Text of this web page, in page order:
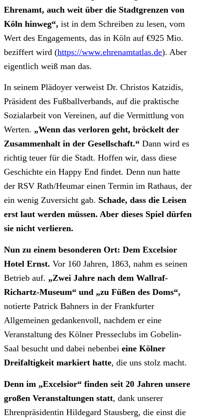
Ehrenamt, auch weit über die Stadtgrenzen von
Köln hinweg“, ist in dem Schreiben zu lesen, vom
Wert des Engagements, das in Köln auf €925 Mio.
beziffert wird (https://www.ehrenamtatlas.de). Aber
eigentlich weiß man das.
In seinem Plädoyer verweist Dr. Christos Katzidis,
Präsident des Fußballverbands, auf die praktische
Sozialarbeit von Vereinen, auf die Vermittlung von
Werten. „Wenn das verloren geht, bröckelt der
Zusammenhalt in der Gesellschaft.“ Dann wird es
richtig teuer für die Stadt. Hoffen wir, dass diese
Geschichte ein Happy End findet. Denn nun hatte
der RSV Rath/Heumar einen Termin im Rathaus, der
ein wenig Zuversicht gab. Schade, dass die Leisen
erst laut werden müssen. Aber dieses Spiel dürfen
sie nicht verlieren.
Nun zu einem besonderen Ort: Dem Excelsior
Hotel Ernst. Vor 160 Jahren, 1863, nahm es seinen
Betrieb auf. „Zwei Jahre nach dem Wallraf-
Richartz-Museum“ und „zu Füßen des Doms“,
notierte Patrick Bahners in der Frankfurter
Allgemeinen gedankenvoll, nachdem er eine
Veranstaltung des Kölner Presseclubs im Gobelin-
Saal besucht und dabei nebenbei eine Kölner
Dreifaltigkeit markiert hatte, die uns stolz macht.
Denn im „Excelsior“ finden seit 20 Jahren unsere
großen Veranstaltungen statt, dank unserer
Ehrenpräsidentin Hildegard Stausberg, die einst die